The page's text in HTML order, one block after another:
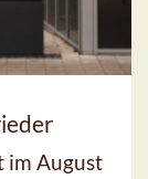
im August